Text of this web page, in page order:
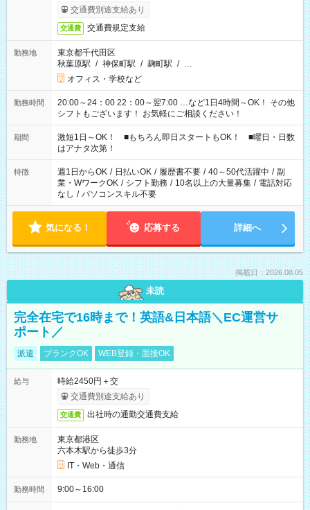
交通費別途支給あり
交通費 交通費規定支給
勤務地
東京都千代田区
秋葉原駅 / 神保町駅 / 麹町駅 / …
オフィス・学校など
勤務時間
20:00～24：00 22：00～翌7:00 …など1日4時間～OK！ その他
シフトもございます！ お気軽にご相談ください！
期間
激短1日～OK！ ■もちろん即日スタートもOK！ ■曜日・日数
はアナタ次第！
特徴 週1日からOK / 日払いOK / 履歴書不要 / 40～50代活躍中 / 副
業・WワークOK / シフト勤務 / 10名以上の大量募集 / 電話対応
なし / パソコンスキル不要
気になる！ 応募する 詳細へ
掲載日：2026.08.05
未読
完全在宅で16時まで！英語&日本語＼EC運営サ
ポート／
派遣 ブランクOK WEB登録・面接OK
給与
時給2450円＋交
交通費別途支給あり
交通費 出社時の通勤交通費支給
勤務地
東京都港区
六本木駅から徒歩3分
IT・Web・通信
勤務時間 9:00～16:00